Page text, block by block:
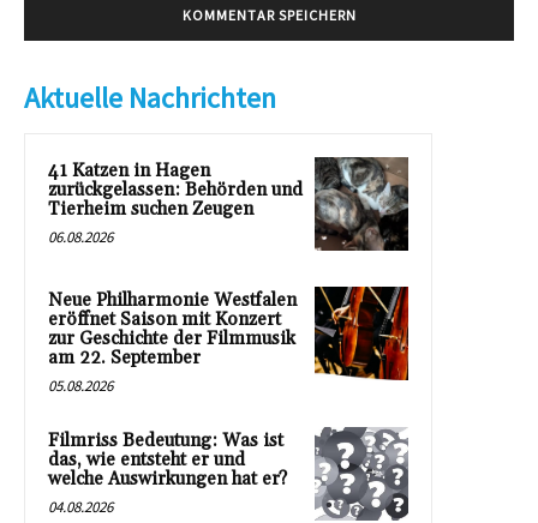
Aktuelle Nachrichten
41 Katzen in Hagen
zurückgelassen: Behörden und
Tierheim suchen Zeugen
06.08.2026
Neue Philharmonie Westfalen
eröffnet Saison mit Konzert
zur Geschichte der Filmmusik
am 22. September
05.08.2026
Filmriss Bedeutung: Was ist
das, wie entsteht er und
welche Auswirkungen hat er?
04.08.2026